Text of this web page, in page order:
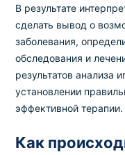
В результате
сделать вывод о
заболевания,
обследования и
результатов анализа
установлении
эффективной терапии.
Как